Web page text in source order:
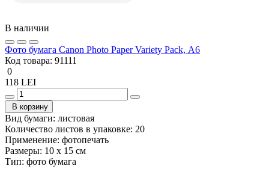
В наличии
Фото бумага Canon Photo Paper Variety Pack, А6
Код товара: 91111
0
118 LEI
В корзину
Вид бумаги: листовая
Количество листов в упаковке: 20
Применение: фотопечать
Размеры: 10 x 15 см
Тип: фото бумага